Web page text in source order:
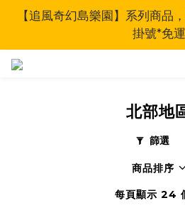
【追風奇幻島樂園】系列商品
掛號*免運
北部地
篩選
商品排序
每頁顯示 24